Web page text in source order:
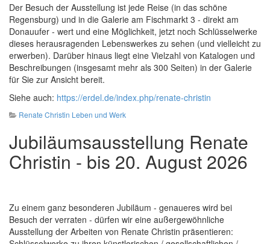
Der Besuch der Ausstellung ist jede Reise (in das schöne
Regensburg) und in die Galerie am Fischmarkt 3 - direkt am
Donauufer - wert und eine Möglichkeit, jetzt noch Schlüsselwerke
dieses herausragenden Lebenswerkes zu sehen (und vielleicht zu
erwerben). Darüber hinaus liegt eine Vielzahl von Katalogen und
Beschreibungen (insgesamt mehr als 300 Seiten) in der Galerie
für Sie zur Ansicht bereit.
Siehe auch: https://erdel.de/index.php/renate-christin
Renate Christin Leben und Werk
Jubiläumsausstellung Renate
Christin - bis 20. August 2026
Zu einem ganz besonderen Jubiläum - genaueres wird bei
Besuch der verraten - dürfen wir eine außergewöhnliche
Ausstellung der Arbeiten von Renate Christin präsentieren: